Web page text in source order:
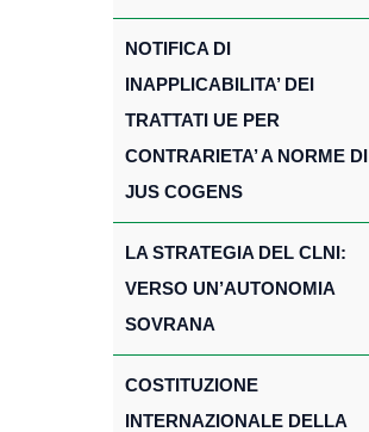
NOTIFICA DI
INAPPLICABILITA’ DEI
TRATTATI UE PER
CONTRARIETA’ A NORME DI
JUS COGENS
LA STRATEGIA DEL CLNI:
VERSO UN’AUTONOMIA
SOVRANA
COSTITUZIONE
INTERNAZIONALE DELLA